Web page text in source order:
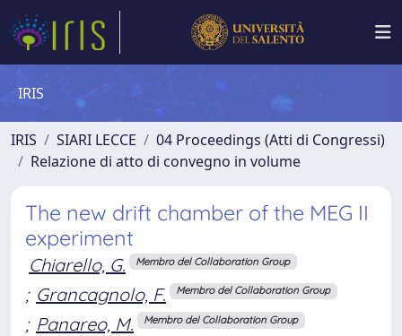
IRIS
IRIS SIARI LECCE
04 Proceedings (Atti di Congressi)
Relazione di atto di convegno in volume
The new drift chamber of the MEG II
experiment
Chiarello, G. Membro del Collaboration Group
; Grancagnolo, F. Membro del Collaboration Group
; Panareo, M. Membro del Collaboration Group